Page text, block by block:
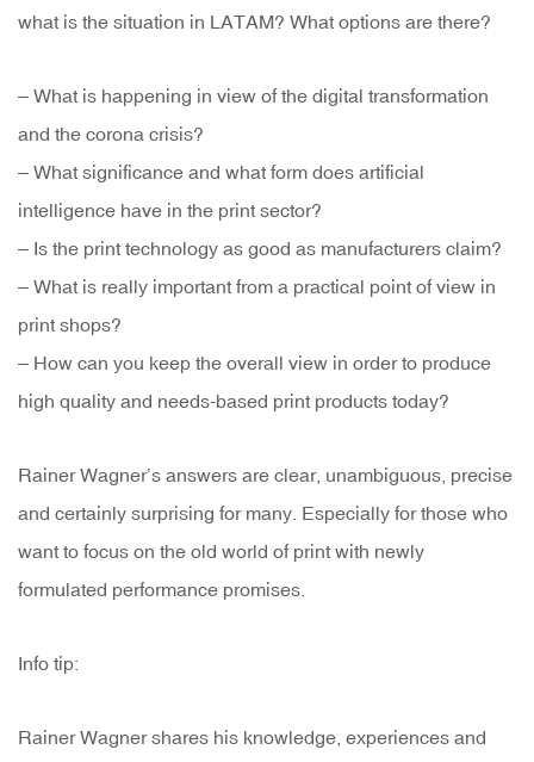
what is the situation in LATAM? What options are there?
– What is happening in view of the digital transformation
and the corona crisis?
– What significance and what form does artificial
intelligence have in the print sector?
– Is the print technology as good as manufacturers claim?
– What is really important from a practical point of view in
print shops?
– How can you keep the overall view in order to produce
high quality and needs-based print products today?
Rainer Wagner’s answers are clear, unambiguous, precise
and certainly surprising for many. Especially for those who
want to focus on the old world of print with newly
formulated performance promises.
Info tip:
Rainer Wagner shares his knowledge, experiences and